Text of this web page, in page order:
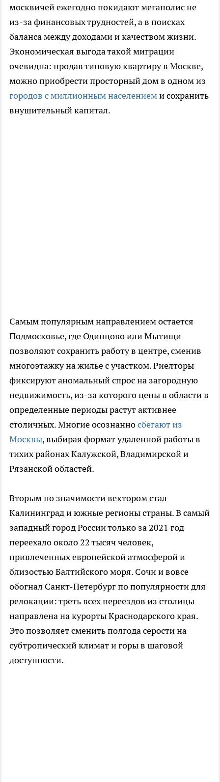
москвичей ежегодно покидают мегаполис не
из-за финансовых трудностей, а в поисках
баланса между доходами и качеством жизни.
Экономическая выгода такой миграции
очевидна: продав типовую квартиру в Москве,
можно приобрести просторный дом в одном из
городов с миллионным населениеми сохранить
внушительный капитал.
Самым популярным направлением остается
Подмосковье, где Одинцово или Мытищи
позволяют сохранить работу в центре, сменив
многоэтажку на жилье с участком. Риелторы
фиксируют аномальный спрос на загородную
недвижимость, из-за которого цены в области в
определенные периоды растут активнее
столичных. Многие осознанносбегают из
Москвы, выбирая формат удаленной работы в
тихих районах Калужской, Владимирской и
Рязанской областей.
Вторым по значимости вектором стал
Калининград и южные регионы страны. В самый
западный город России только за 2021 год
переехало около 22 тысяч человек,
привлеченных европейской атмосферой и
близостью Балтийского моря. Сочи и вовсе
обогнал Санкт-Петербург по популярности для
релокации: треть всех переездов из столицы
направлена на курорты Краснодарского края.
Это позволяет сменить полгода серости на
субтропический климат и горы в шаговой
доступности.